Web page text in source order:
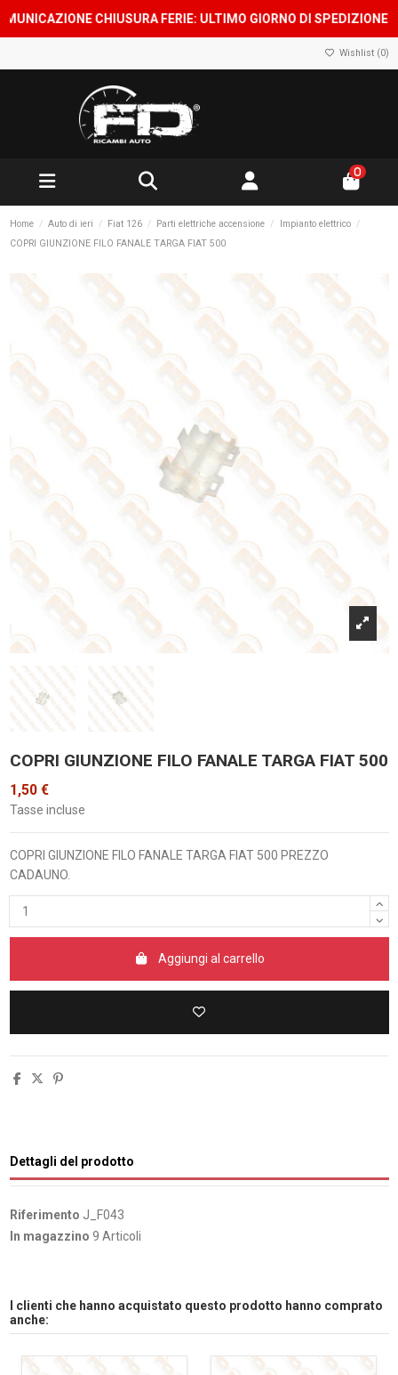
CHIUSURA FERIE: ULTIMO GIORNO DI SPEDIZIONE 7
Wishlist (0)
0
Home Auto di ieri Fiat 126 Parti elettriche accensione
Impianto elettrico
COPRI GIUNZIONE FILO FANALE TARGA FIAT 500
COPRI GIUNZIONE FILO FANALE TARGA FIAT 500
1,50 €
Tasse incluse
COPRI GIUNZIONE FILO FANALE TARGA FIAT 500 PREZZO
CADAUNO.
Aggiungi al carrello
Dettagli del prodotto
Riferimento J_F043
In magazzino 9 Articoli
I clienti che hanno acquistato questo prodotto hanno comprato
anche: